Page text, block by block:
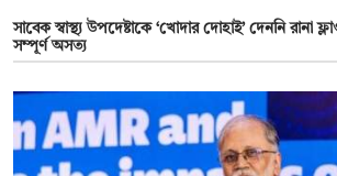
সাবেক স্বাস্থ্য উপদেষ্টাকে ‘খোদার দোহাই’ দেননি রানা
সম্পূর্ণ অসত্য